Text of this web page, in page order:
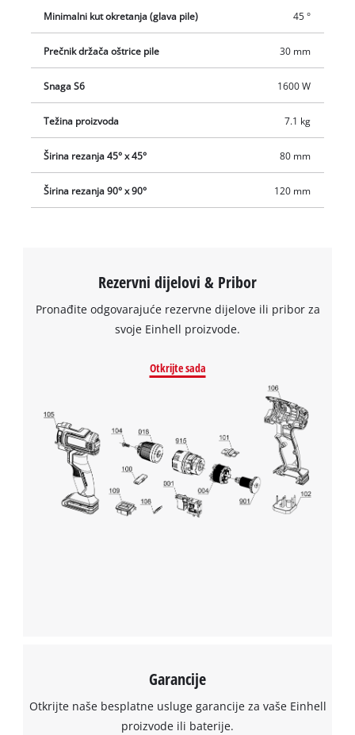
the site with their CMP to add this content
to the list of technologies used.
Management Platform
Minimalni kut okretanja (glava pile) 45 °
Prečnik držača oštrice pile 30 mm
Snaga S6 1600 W
Težina proizvoda 7.1 kg
Širina rezanja 45° x 45° 80 mm
Širina rezanja 90° x 90° 120 mm
Rezervni dijelovi & Pribor
Pronađite odgovarajuće rezervne dijelove ili pribor za
svoje Einhell proizvode.
Otkrijte sada
Garancije
Otkrijte naše besplatne usluge garancije za vaše Einhell
proizvode ili baterije.